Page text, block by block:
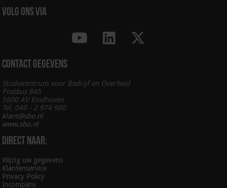
Volg ons via
Contact gegevens
Studiecentrum voor Bedrijf en Overheid
Postbus 845
5600 AV Eindhoven
Tel. 040 - 2 974 980
klant@sbo.nl
www.sbo.nl
Direct naar:
Wijzig uw gegevens
Klantenservice
Privacy Policy
Incompany